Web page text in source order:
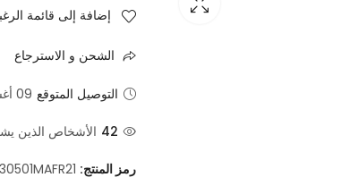
إضافة إلى قائمة
الشحن و الاسترجاع
التوصيل المتوقع 09 أغسطس - 11 أغسطس
42 الأشخاص الذين
رمز المنتج: